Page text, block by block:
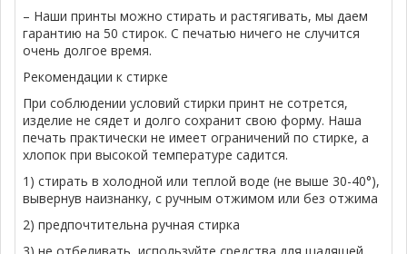
– Наши принты можно стирать и растягивать, мы даем
гарантию на 50 стирок. С печатью ничего не случится
очень долгое время.
Рекомендации к стирке
При соблюдении условий стирки принт не сотрется,
изделие не сядет и долго сохранит свою форму. Наша
печать практически не имеет ограничений по стирке, а
хлопок при высокой температуре садится.
1) стирать в холодной или теплой воде (не выше 30-40°),
вывернув наизнанку, с ручным отжимом или без отжима
2) предпочтительна ручная стирка